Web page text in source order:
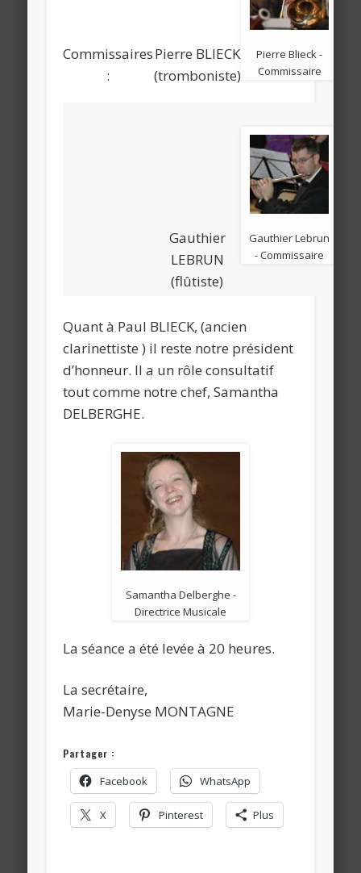
Commissaires
:
Pierre BLIECK
(tromboniste)
Pierre Blieck -
Commissaire
Gauthier
LEBRUN
(flûtiste)
Gauthier Lebrun
- Commissaire
Quant à Paul BLIECK, (ancien
clarinettiste ) il reste notre président
d’honneur. Il a un rôle consultatif
tout comme notre chef, Samantha
DELBERGHE.
Samantha Delberghe -
Directrice Musicale
La séance a été levée à 20 heures.
La secrétaire,
Marie-Denyse MONTAGNE
Partager :
Facebook WhatsApp
X Pinterest Plus